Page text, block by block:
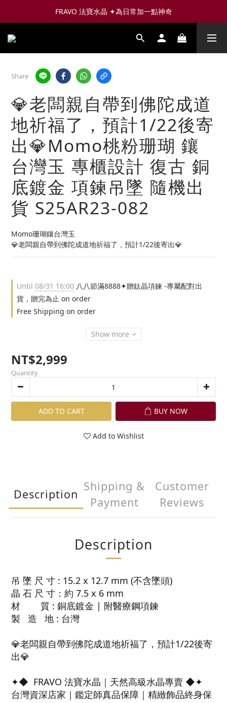
FRAVO 法寶水晶 ✦為日常加一點神奇
Share
💎老闆親自帶到佛陀成道
地祈福了，預計1/22後寄
出💎Momo桃粉珊瑚 鑲
台灣玉 專櫃設計 復古 銅
底鍍金 項鍊吊墜 隨機出
貨 S25AR23-082
Momo珊瑚鑲台灣玉
💎老闆親自帶到佛陀成道地祈福了，預計1/22後寄出💎
Until 08/31 16:00 八八節滿8888✦贈鈦晶項鍊 -專屬配對出
貨，贈完為止 on order
Free Shipping on order
Show more
NT$2,999
Quantity
ADD TO CART BUY NOW
Add to Wishlist
Description
Shipping &
Payment
Customer
Reviews
Description
吊 墜 尺 寸 : 15.2 x 12.7 mm (不含墜頭)
晶 石 尺 寸：約 7.5 x 6 mm
材 質 : 銅底鍍金 | 附醫療鋼項鍊
製 造 地 : 台灣
💎老闆親自帶到佛陀成道地祈福了，預計1/22後寄
出💎
✦◆ FRAVO 法寶水晶｜天然高級水晶專賣 ◆✦
台灣資深店家｜鑑定師真品保障｜精緻飾品終身保